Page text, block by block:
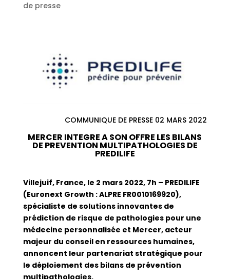
de presse
COMMUNIQUE DE PRESSE 02 MARS 2022
MERCER INTEGRE A SON OFFRE LES BILANS
DE PREVENTION MULTIPATHOLOGIES DE
PREDILIFE
Villejuif, France, le 2 mars 2022, 7h – PREDILIFE
(Euronext Growth : ALPRE FR0010169920),
spécialiste de solutions innovantes de
prédiction de risque de pathologies pour une
médecine personnalisée et Mercer, acteur
majeur du conseil en ressources humaines,
annoncent leur partenariat stratégique pour
le déploiement des bilans de prévention
multipathologies.